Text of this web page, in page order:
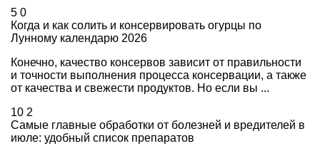
5 0
Когда и как солить и консервировать огурцы по
Лунному календарю 2026
Конечно, качество консервов зависит от правильности
и точности выполнения процесса консервации, а также
от качества и свежести продуктов. Но если вы ...
10 2
Самые главные обработки от болезней и вредителей в
июле: удобный список препаратов